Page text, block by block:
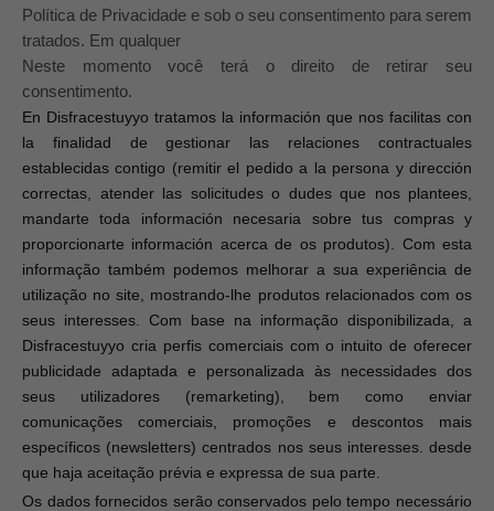
Política de Privacidade e sob o seu consentimento para serem
tratados. Em qualquer
Neste momento você terá o direito de retirar seu
consentimento.
En Disfracestuyyo tratamos la información que nos facilitas con
la finalidad de gestionar las relaciones contractuales
establecidas contigo (remitir el pedido a la persona y dirección
correctas, atender las solicitudes o dudes que nos plantees,
mandarte toda información necesaria sobre tus compras y
proporcionarte información acerca de os produtos). Com esta
informação também podemos melhorar a sua experiência de
utilização no site, mostrando-lhe produtos relacionados com os
seus interesses. Com base na informação disponibilizada, a
Disfracestuyyo cria perfis comerciais com o intuito de oferecer
publicidade adaptada e personalizada às necessidades dos
seus utilizadores (remarketing), bem como enviar
comunicações comerciais, promoções e descontos mais
específicos (newsletters) centrados nos seus interesses. desde
que haja aceitação prévia e expressa de sua parte.
Os dados fornecidos serão conservados pelo tempo necessário